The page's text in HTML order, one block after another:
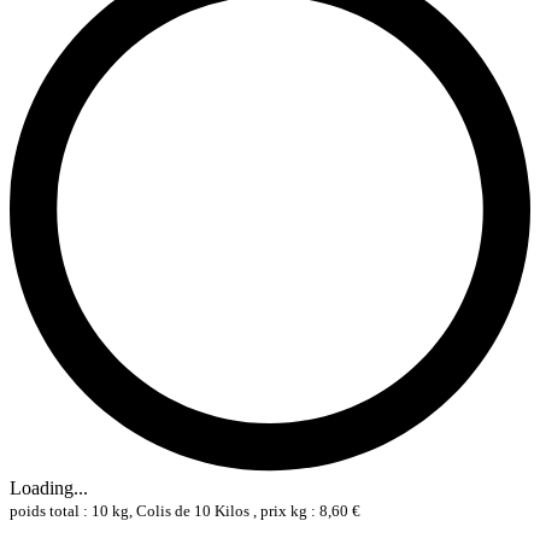
Loading...
poids total : 10 kg, Colis de 10 Kilos , prix kg : 8,60 €